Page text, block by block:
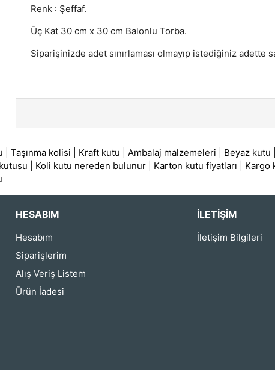
Renk : Şeffaf.
Üç Kat 30 cm x 30 cm Balonlu Torba.
Siparişinizde adet sınırlaması olmayıp istediğiniz adette
|Taşınma kolisi Kraft kutu Ambalaj malzemeleri Beyaz kutu
Koli kutu nereden bulunur Karton kutu fiyatları Kargo
HESABIM
Hesabım
Siparişlerim
Alış Veriş Listem
Ürün İadesi
İLETIŞIM
İletişim Bilgileri